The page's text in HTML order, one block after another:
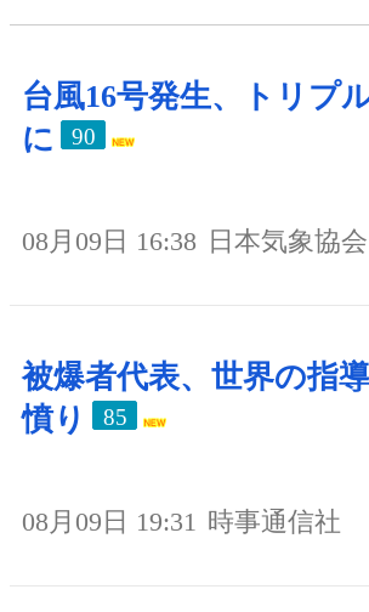
台風16号発生、トリプ
に
90
08月09日 16:38 日本気象協会
被爆者代表、世界の指
憤り
85
08月09日 19:31 時事通信社